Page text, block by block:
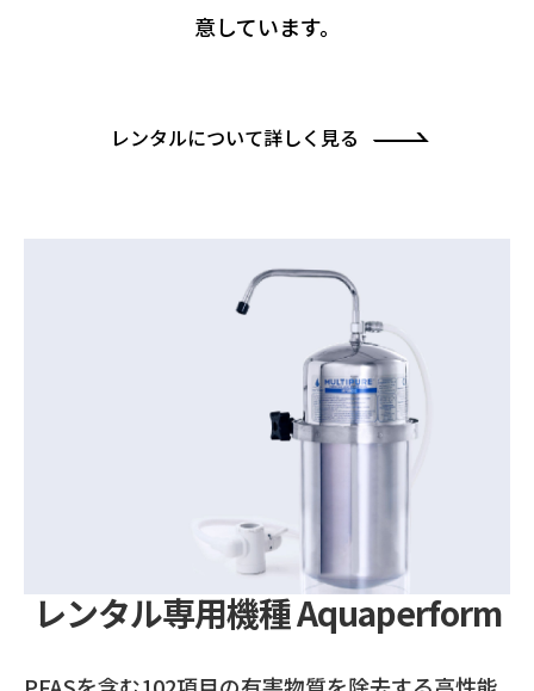
意しています。
レンタルについて詳しく見る
レンタル専用機種 Aquaperform